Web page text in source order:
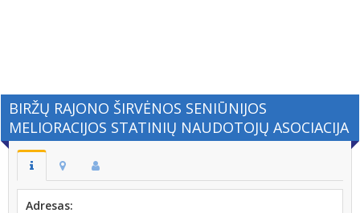
BIRŽŲ RAJONO ŠIRVĖNOS SENIŪNIJOS
MELIORACIJOS STATINIŲ NAUDOTOJŲ ASOCIACIJA
Adresas: